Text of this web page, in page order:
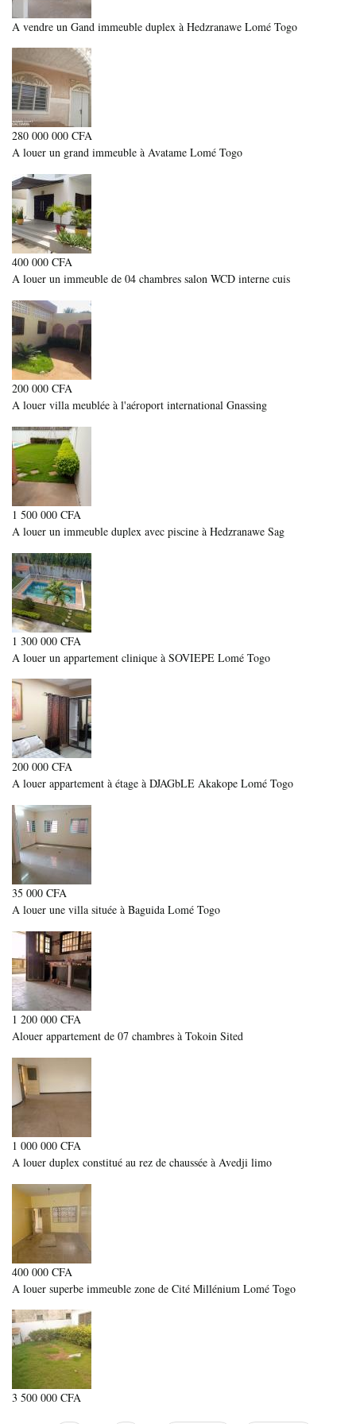
A vendre un Gand immeuble duplex à Hedzranawe Lomé Togo
280 000 000 CFA
A louer un grand immeuble à Avatame Lomé Togo
400 000 CFA
A louer un immeuble de 04 chambres salon WCD interne cuis
200 000 CFA
A louer villa meublée à l'aéroport international Gnassing
1 500 000 CFA
A louer un immeuble duplex avec piscine à Hedzranawe Sag
1 300 000 CFA
A louer un appartement clinique à SOVIEPE Lomé Togo
200 000 CFA
A louer appartement à étage à DJAGbLE Akakope Lomé Togo
35 000 CFA
A louer une villa située à Baguida Lomé Togo
1 200 000 CFA
Alouer appartement de 07 chambres à Tokoin Sited
1 000 000 CFA
A louer duplex constitué au rez de chaussée à Avedji limo
400 000 CFA
A louer superbe immeuble zone de Cité Millénium Lomé Togo
3 500 000 CFA